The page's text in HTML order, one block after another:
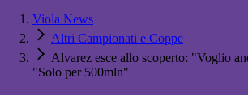
Viola News
Altri Campionati e Coppe
Alvarez esce allo scoperto: "Voglio
"Solo per 500mln"